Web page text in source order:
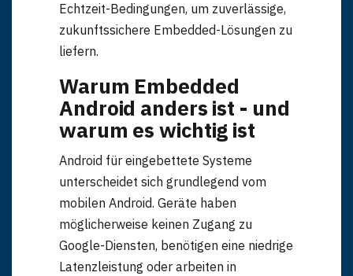
Echtzeit-Bedingungen, um zuverlässige,
zukunftssichere Embedded-Lösungen zu
liefern.
Warum Embedded
Android anders ist - und
warum es wichtig ist
Android für eingebettete Systeme
unterscheidet sich grundlegend vom
mobilen Android. Geräte haben
möglicherweise keinen Zugang zu
Google-Diensten, benötigen eine niedrige
Latenzleistung oder arbeiten in